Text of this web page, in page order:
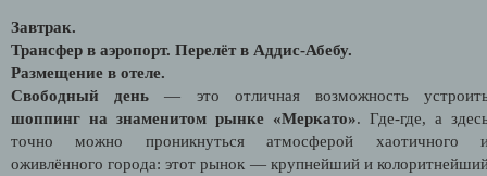
Завтрак.
Трансфер в аэропорт. Перелёт в Аддис-Абебу.
Размещение в отеле.
Свободный день — это отличная возможность
шоппинг на знаменитом рынке «Меркато». Где-где, а
точно можно проникнуться атмосферой хаотичного
оживлённого города: этот рынок — крупнейший и